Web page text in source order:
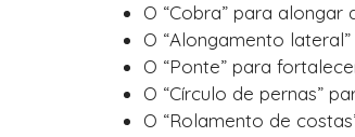
O “Cobra” para
O “Alongamento
O “Ponte” para
O “Círculo de pernas”
O “Rolamento de